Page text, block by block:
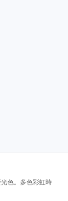
色。多色彩虹時